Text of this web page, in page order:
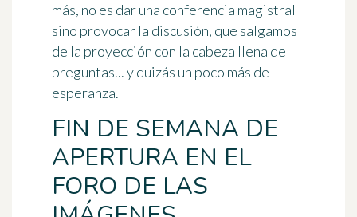
más, no es dar una conferencia magistral
sino provocar la discusión, que salgamos
de la proyección con la cabeza llena de
preguntas... y quizás un poco más de
esperanza.
FIN DE SEMANA DE
APERTURA EN EL
FORO DE LAS